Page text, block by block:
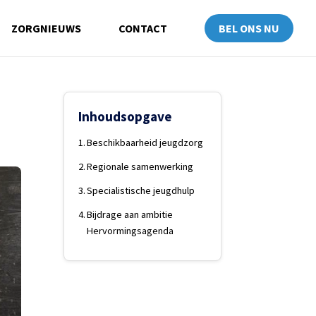
ZORGNIEUWS CONTACT BEL ONS NU
Inhoudsopgave
Beschikbaarheid jeugdzorg
Regionale samenwerking
Specialistische jeugdhulp
Bijdrage aan ambitie
Hervormingsagenda